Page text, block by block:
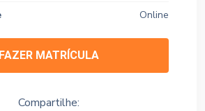
Online
FAZER MATRÍCULA
Compartilhe: